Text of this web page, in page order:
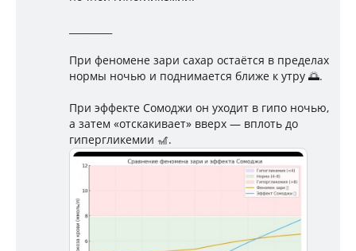
При феномене зари сахар остаётся в пределах
нормы ночью и поднимается ближе к утру 🌅.
При эффекте Сомоджи он уходит в гипо ночью,
а затем «отскакивает» вверх — вплоть до
гипергликемии 🎢.